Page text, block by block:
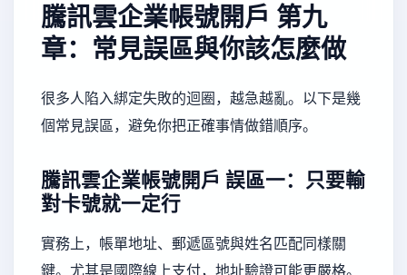
騰訊雲企業帳號開戶 第九
章：常見誤區與你該怎麼做
很多人陷入綁定失敗的迴圈，越急越亂。以下是幾
個常見誤區，避免你把正確事情做錯順序。
騰訊雲企業帳號開戶 誤區一：只要輸
對卡號就一定行
實務上，帳單地址、郵遞區號與姓名匹配同樣關
鍵。尤其是國際線上支付，地址驗證可能更嚴格。